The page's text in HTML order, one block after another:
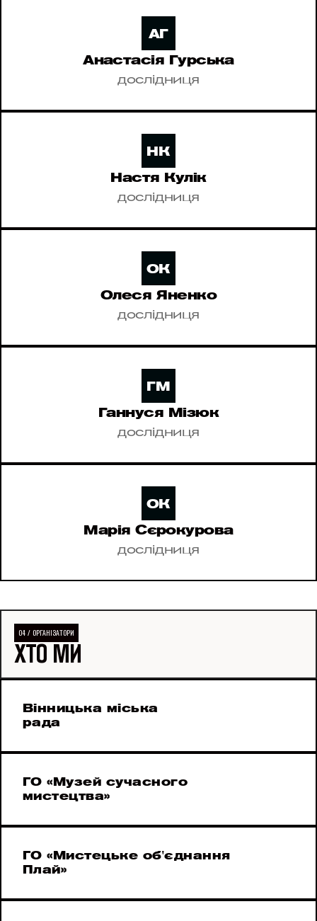
АГ
Анастасія Гурська
дослідниця
НК
Настя Кулік
дослідниця
ОК
Олеся Яненко
дослідниця
ГМ
Ганнуся Мізюк
дослідниця
ОК
Марія Сєрокурова
дослідниця
04 / ОРГАНІЗАТОРИ
ХТО МИ
Вінницька міська
рада
ГО «Музей сучасного
мистецтва»
ГО «Мистецьке об'єднання
Плай»